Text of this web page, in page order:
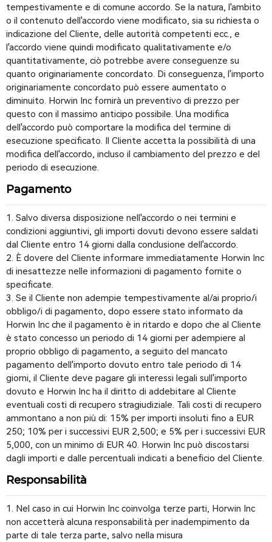
tempestivamente e di comune accordo. Se la natura, l'ambito
o il contenuto dell'accordo viene modificato, sia su richiesta o
indicazione del Cliente, delle autorità competenti ecc., e
l'accordo viene quindi modificato qualitativamente e/o
quantitativamente, ciò potrebbe avere conseguenze su
quanto originariamente concordato. Di conseguenza, l'importo
originariamente concordato può essere aumentato o
diminuito. Horwin Inc fornirà un preventivo di prezzo per
questo con il massimo anticipo possibile. Una modifica
dell'accordo può comportare la modifica del termine di
esecuzione specificato. Il Cliente accetta la possibilità di una
modifica dell'accordo, incluso il cambiamento del prezzo e del
periodo di esecuzione.
Pagamento
1. Salvo diversa disposizione nell'accordo o nei termini e
condizioni aggiuntivi, gli importi dovuti devono essere saldati
dal Cliente entro 14 giorni dalla conclusione dell'accordo.
2. È dovere del Cliente informare immediatamente Horwin Inc
di inesattezze nelle informazioni di pagamento fornite o
specificate.
3. Se il Cliente non adempie tempestivamente al/ai proprio/i
obbligo/i di pagamento, dopo essere stato informato da
Horwin Inc che il pagamento è in ritardo e dopo che al Cliente
è stato concesso un periodo di 14 giorni per adempiere al
proprio obbligo di pagamento, a seguito del mancato
pagamento dell'importo dovuto entro tale periodo di 14
giorni, il Cliente deve pagare gli interessi legali sull'importo
dovuto e Horwin Inc ha il diritto di addebitare al Cliente
eventuali costi di recupero stragiudiziale. Tali costi di recupero
ammontano a non più di: 15% per importi insoluti fino a EUR
250; 10% per i successivi EUR 2,500; e 5% per i successivi EUR
5,000, con un minimo di EUR 40. Horwin Inc può discostarsi
dagli importi e dalle percentuali indicati a beneficio del Cliente.
Responsabilità
1. Nel caso in cui Horwin Inc coinvolga terze parti, Horwin Inc
non accetterà alcuna responsabilità per inadempimento da
parte di tale terza parte, salvo nella misura